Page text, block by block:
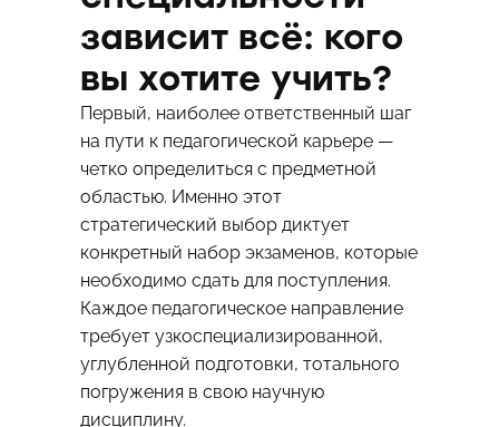
зависит всё: кого
вы хотите учить?
Первый, наиболее ответственный шаг
на пути к педагогической карьере —
четко определиться с предметной
областью. Именно этот
стратегический выбор диктует
конкретный набор экзаменов, которые
необходимо сдать для поступления.
Каждое педагогическое направление
требует узкоспециализированной,
углубленной подготовки, тотального
погружения в свою научную
дисциплину.